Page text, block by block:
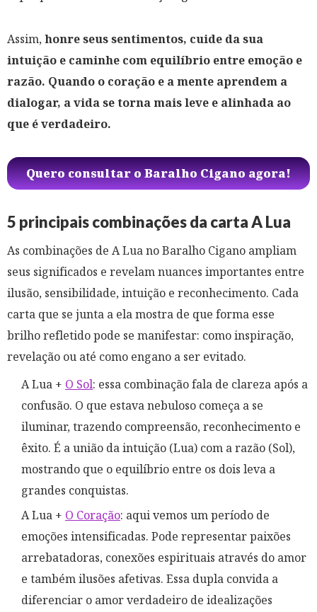
Assim,honre seus sentimentos, cuide da sua
intuição e caminhe com equilíbrio entre emoção e
razão. Quando o coração e a mente aprendem a
dialogar, a vida se torna mais leve e alinhada ao
que é verdadeiro.
Quero consultar o Baralho Cigano agora!
5 principais combinações da carta A Lua
As combinações de A Lua no Baralho Cigano ampliam
seus significados e revelam nuances importantes entre
ilusão, sensibilidade, intuição e reconhecimento. Cada
carta que se junta a ela mostra de que forma esse
brilho refletido pode se manifestar: como inspiração,
revelação ou até como engano a ser evitado.
A Lua + O Sol: essa combinação fala de clareza após a
confusão. O que estava nebuloso começa a se
iluminar, trazendo compreensão, reconhecimento e
êxito. É a união da intuição (Lua) com a razão (Sol),
mostrando que o equilíbrio entre os dois leva a
grandes conquistas.
A Lua + O Coração: aqui vemos um período de
emoções intensificadas. Pode representar paixões
arrebatadoras, conexões espirituais através do amor
e também ilusões afetivas. Essa dupla convida a
diferenciar o amor verdadeiro de idealizações